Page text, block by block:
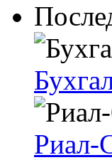
Риал-